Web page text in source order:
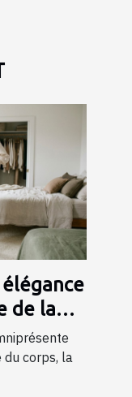
de la
du corps, la